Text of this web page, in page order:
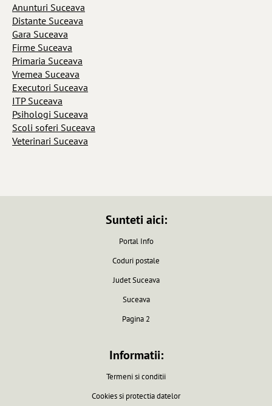
Anunturi Suceava
Distante Suceava
Gara Suceava
Firme Suceava
Primaria Suceava
Vremea Suceava
Executori Suceava
ITP Suceava
Psihologi Suceava
Scoli soferi Suceava
Veterinari Suceava
Sunteti aici:
Portal Info
Coduri postale
Judet Suceava
Suceava
Pagina 2
Informatii:
Termeni si conditii
Cookies si protectia datelor